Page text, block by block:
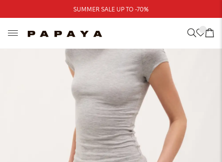
Треба допомога?
Адреси магазинів
SUMMER SALE UP TO -70%